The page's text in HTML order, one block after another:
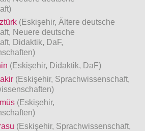
(Eskişehir, Ältere deutsche
Neuere deutsche
Didaktik, DaF,
(Eskişehir, Didaktik, DaF)
(Eskişehir, Sprachwissenschaft,
(Eskişehir,
(Eskişehir, Sprachwissenschaft,